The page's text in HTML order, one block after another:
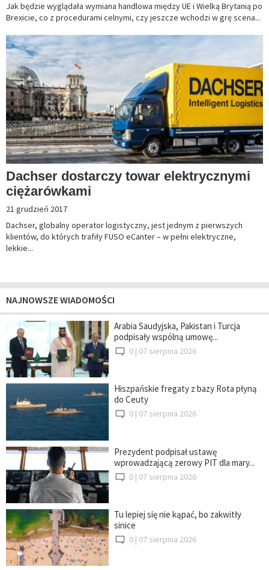
Jak będzie wyglądała wymiana handlowa między UE i Wielką Brytanią po
Brexicie, co z procedurami celnymi, czy jeszcze wchodzi w grę scena...
Dachser dostarczy towar elektrycznymi
ciężarówkami
21 grudzień 2017
Dachser, globalny operator logistyczny, jest jednym z pierwszych
klientów, do których trafiły FUSO eCanter – w pełni elektryczne,
lekkie...
NAJNOWSZE WIADOMOŚCI
Arabia Saudyjska, Pakistan i Turcja
podpisały wspólną umowę...
0 | 07 sierpnia 2026
Hiszpańskie fregaty z bazy Rota płyną
do Ceuty
0 | 07 sierpnia 2026
Prezydent podpisał ustawę
wprowadzającą zerowy PIT dla mary...
0 | 07 sierpnia 2026
Tu lepiej się nie kąpać, bo zakwitły
sinice
0 | 07 sierpnia 2026